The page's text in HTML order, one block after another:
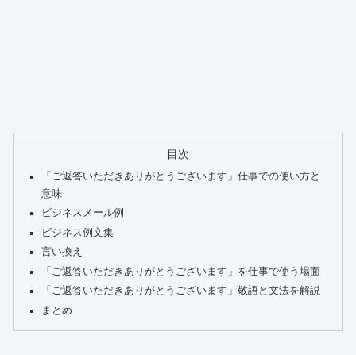
目次
「ご返答いただきありがとうございます」仕事での使い方と
意味
ビジネスメール例
ビジネス例文集
言い換え
「ご返答いただきありがとうございます」を仕事で使う場面
「ご返答いただきありがとうございます」敬語と文法を解説
まとめ